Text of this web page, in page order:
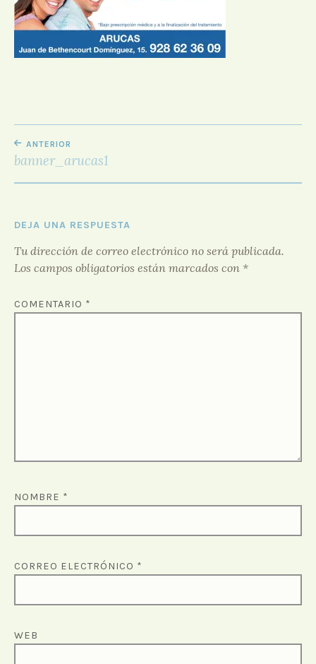
D
O
F
NAVEGACIÓN
DE
ENTRADAS
ANTERIOR
banner_arucas1
DEJA UNA RESPUESTA
Tu dirección de correo electrónico no será publicada.
Los campos obligatorios están marcados con *
COMENTARIO *
NOMBRE *
CORREO ELECTRÓNICO *
WEB